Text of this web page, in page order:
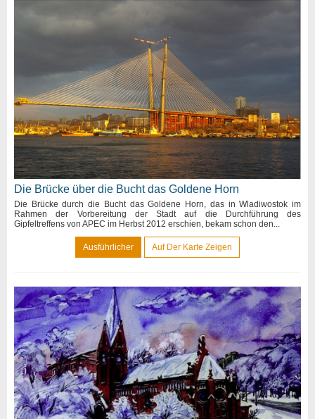
Die Brücke über die Bucht das Goldene Horn
Die Brücke durch die Bucht das Goldene Horn, das in Wladiwostok im
Rahmen der Vorbereitung der Stadt auf die Durchführung des
Gipfeltreffens von APEC im Herbst 2012 erschien, bekam schon den...
Ausführlicher Auf Der Karte Zeigen